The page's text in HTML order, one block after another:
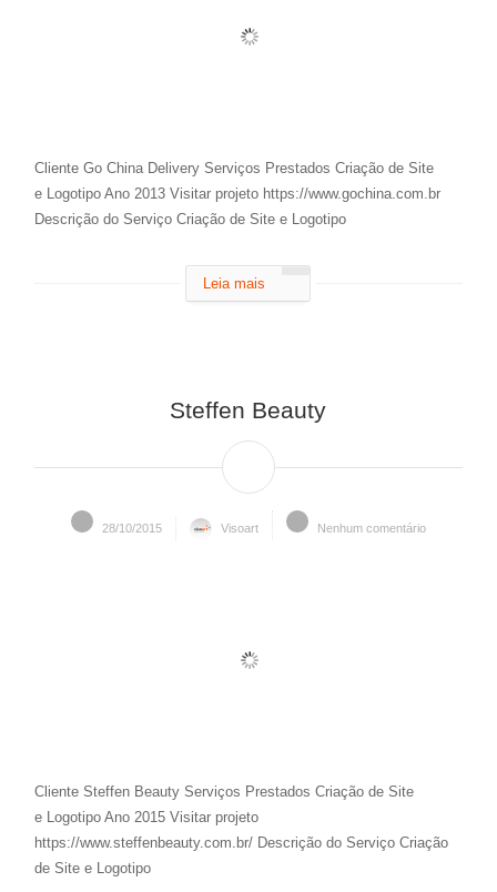
Cliente Go China Delivery Serviços Prestados Criação de Site
e Logotipo Ano 2013 Visitar projeto https://www.gochina.com.br
Descrição do Serviço Criação de Site e Logotipo
Leia mais
Steffen Beauty
28/10/2015 Visoart Nenhum comentário
Cliente Steffen Beauty Serviços Prestados Criação de Site
e Logotipo Ano 2015 Visitar projeto
https://www.steffenbeauty.com.br/ Descrição do Serviço Criação
de Site e Logotipo